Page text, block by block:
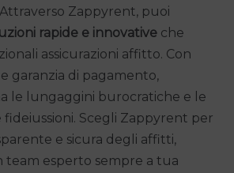
Zappyrent, puoi
rapide e innovative che
assicurazioni affitto. Con
garanzia di pagamento,
le lungaggini burocratiche e le
Scegli Zappyrent per
e sicura degli affitti,
team esperto sempre a tua